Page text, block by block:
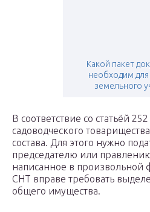
Какой пакет
необходим для
земельного
В соответствие со статьёй
садоводческого
состава. Для этого нужно
председателю или
написанное в произвольной
СНТ вправе требовать
общего имущества.